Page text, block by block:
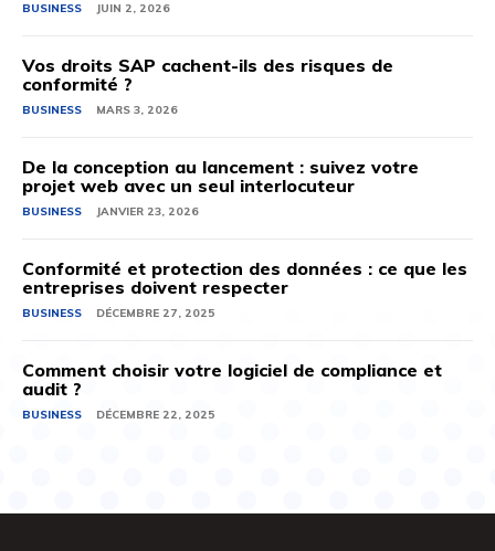
BUSINESS JUIN 2, 2026
Vos droits SAP cachent-ils des risques de
conformité ?
BUSINESS MARS 3, 2026
De la conception au lancement : suivez votre
projet web avec un seul interlocuteur
BUSINESS JANVIER 23, 2026
Conformité et protection des données : ce que les
entreprises doivent respecter
BUSINESS DÉCEMBRE 27, 2025
Comment choisir votre logiciel de compliance et
audit ?
BUSINESS DÉCEMBRE 22, 2025